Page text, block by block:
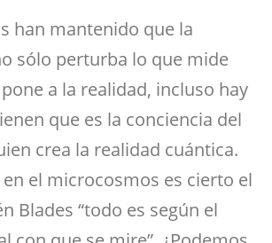
han mantenido que la
sólo perturba lo que mide
a la realidad, incluso hay
que es la conciencia del
crea la realidad cuántica.
el microcosmos es cierto el
Blades “todo es según el